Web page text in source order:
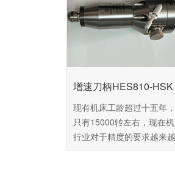
增速刀柄HES810-
现有机床工龄超过十五年
只有15000转左右，现在
行业对于精度的要求越来
这台机床已经难以达到用